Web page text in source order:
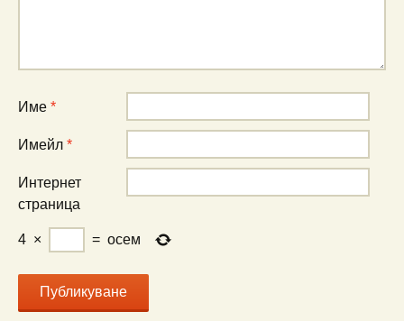
Име *
Имейл *
Интернет
страница
4 × = осем